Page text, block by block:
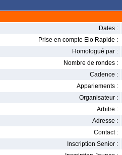
Dates :
Prise en compte Elo Rapide :
Homologué par :
Nombre de rondes :
Cadence :
Appariements :
Organisateur :
Arbitre :
Adresse :
Contact :
Inscription Senior :